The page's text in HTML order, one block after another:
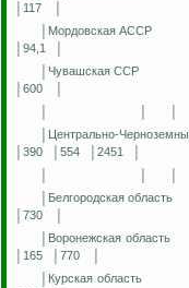
│117
│Мордовская АССР
│94,1
│Чувашская ССР
│600
│Центрально-
│390
│554 │2451
│Белгородская область
│730
│Воронежская область
│165
│770
│Курская область